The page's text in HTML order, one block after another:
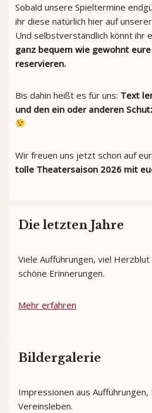
Sobald unsere Spieltermine
ihr diese natürlich hier auf
Und selbstverständlich könnt ihr
ganz bequem wie gewohnt
reservieren.
Bis dahin heißt es für uns: Text
und den ein oder anderen
Wir freuen uns jetzt schon auf
tolle Theatersaison 2026 mit
Die letzten Jahre
Viele Aufführungen, viel
schöne Erinnerungen.
Mehr erfahren
Bildergalerie
Impressionen aus
Vereinsleben.